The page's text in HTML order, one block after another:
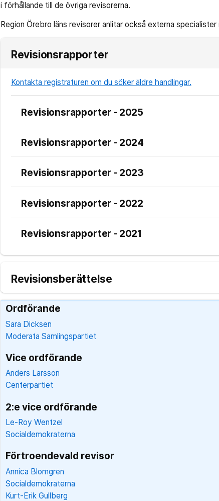
i förhållande till de övriga revisorerna.
Region Örebro läns revisorer anlitar också externa specialister
Revisionsrapporter
Kontakta registraturen om du söker äldre handlingar.
Revisionsrapporter - 2025
Revisionsrapporter - 2024
Revisionsrapporter - 2023
Revisionsrapporter - 2022
Revisionsrapporter - 2021
Revisionsberättelse
Ordförande
Sara Dicksen
Moderata Samlingspartiet
Vice ordförande
Anders Larsson
Centerpartiet
2:e vice ordförande
Le-Roy Wentzel
Socialdemokraterna
Förtroendevald revisor
Annica Blomgren
Socialdemokraterna
Kurt-Erik Gullberg